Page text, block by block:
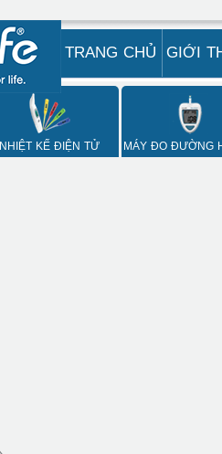
TRANG CHỦ GIỚI
NHIỆT KẾ ĐIỆN TỬ MÁY ĐO ĐƯỜNG